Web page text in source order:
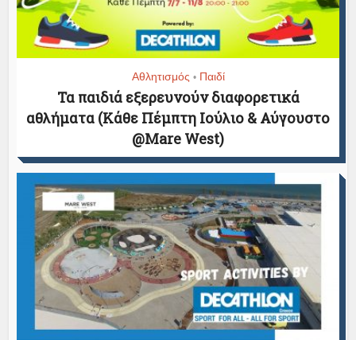
Αθλητισμός • Παιδί
Τα παιδιά εξερευνούν διαφορετικά
αθλήματα (Κάθε Πέμπτη Ιούλιο & Αύγουστο
@Mare West)